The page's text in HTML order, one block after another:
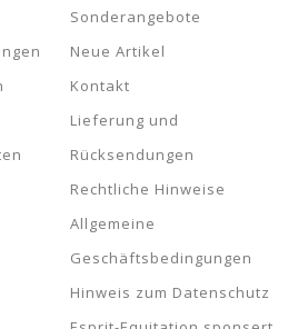
Sonderangebote
Neue Artikel
Kontakt
Lieferung und
Rücksendungen
Rechtliche Hinweise
Allgemeine
Geschäftsbedingungen
Hinweis zum Datenschutz